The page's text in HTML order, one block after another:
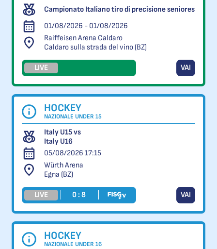
Campionato Italiano tiro di precisione seniores
01/08/2026 - 01/08/2026
Raiffeisen Arena Caldaro
Caldaro sulla strada del vino (BZ)
LIVE VAI
HOCKEY
NAZIONALE UNDER 15
Italy U15 vs
Italy U16
05/08/2026 17:15
Würth Arena
Egna (BZ)
LIVE 0 : 8 VAI
HOCKEY
NAZIONALE UNDER 16